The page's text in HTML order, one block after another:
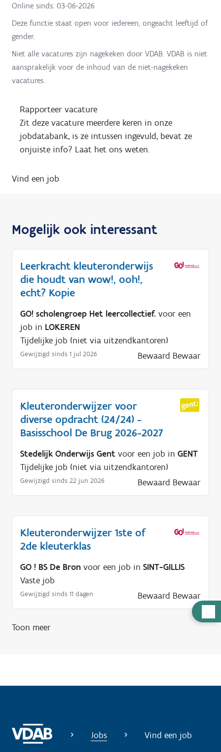
u
Online sinds: 03-06-2026
Deze functie staat open voor iedereen, ongeacht leeftijd of
gender.
Niet alle vacatures zijn nagekeken door VDAB. VDAB is niet
aansprakelijk voor de inhoud van de niet-nagekeken
vacatures.
Rapporteer vacature
Zit deze vacature meerdere keren in onze
jobdatabank, is ze intussen ingevuld, bevat ze
onjuiste info? Laat het ons weten.
Vind een job
Mogelijk ook interessant
Leerkracht kleuteronderwijs
die houdt van wow!, ooh!,
echt? Kopie
GO! scholengroep Het leercollectief. voor een
job in LOKEREN
Tijdelijke job (niet via uitzendkantoren)
Gewijzigd sinds 1 jul 2026 Bewaard Bewaar
Kleuteronderwijzer voor
diverse opdracht (24/24) -
Basisschool De Brug 2026-2027
Stedelijk Onderwijs Gent voor een job in GENT
Tijdelijke job (niet via uitzendkantoren)
Gewijzigd sinds 22 jun 2026 Bewaard Bewaar
Kleuteronderwijzer 1ste of
2de kleuterklas
GO ! BS De Bron voor een job in SINT-GILLIS
Vaste job
Gewijzigd sinds 11 dagen Bewaard Bewaar
Toon meer
Jobs Vind een job